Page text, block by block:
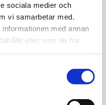
sociala medier och
vi samarbetar med.
med annan
eller som de har